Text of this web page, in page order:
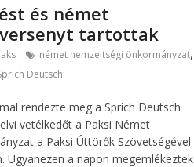
és német
tartottak
német nemzeitségi önkormányzat,
Deutsch
rendezte meg a Sprich Deutsch
vetélkedőt a Paksi Német
a Paksi Úttörők Szövetségével
Ugyanezen a napon megemlékeztek